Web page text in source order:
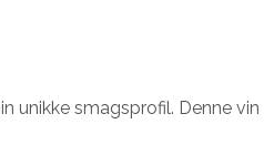
unikke smagsprofil. Denne